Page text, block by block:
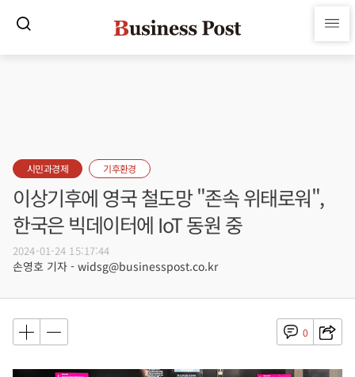
시민과경제 기후환경
이상기후에 영국 철도망 "존속 위태로워",
한국은 빅데이터에 IoT 동원 중
2024-01-24 15:17:44
손영호 기자 - widsg@businesspost.co.kr
0